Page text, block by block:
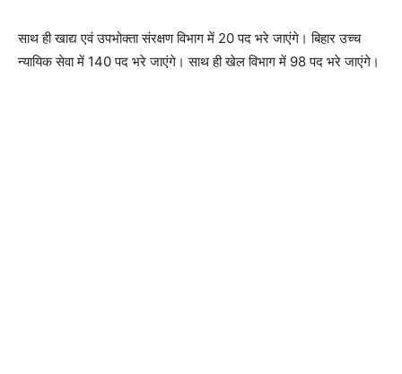
साथ ही खाद्य एवं उपभोक्ता संरक्षण विभाग में 20 पद भरे जाएंगे। बिहार उच्च
न्यायिक सेवा में 140 पद भरे जाएंगे। साथ ही खेल विभाग में 98 पद भरे जाएंगे।